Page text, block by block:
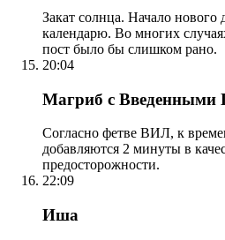
Закат солнца. Начало нового
календарю. Во многих
пост было бы слишком рано.
20:04
Магриб с Введенными
Согласно фетве ВИЛ, к
добавляются 2 минуты в
предосторожности.
22:09
Иша